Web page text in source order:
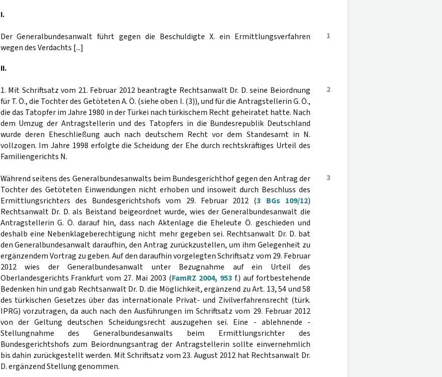
I.
1
Der Generalbundesanwalt führt gegen die Beschuldigte X. ein Ermittlungsverfahren
wegen des Verdachts [...]
II.
2
1. Mit Schriftsatz vom 21. Februar 2012 beantragte Rechtsanwalt Dr. D. seine Beiordnung
für T. Ö., die Tochter des Getöteten A. Ö. (siehe oben I. (3)), und für die Antragstellerin G. Ö.,
die das Tatopfer im Jahre 1980 in der Türkei nach türkischem Recht geheiratet hatte. Nach
dem Umzug der Antragstellerin und des Tatopfers in die Bundesrepublik Deutschland
wurde deren Eheschließung auch nach deutschem Recht vor dem Standesamt in N.
vollzogen. Im Jahre 1998 erfolgte die Scheidung der Ehe durch rechtskräftiges Urteil des
Familiengerichts N.
3
Während seitens des Generalbundesanwalts beim Bundesgerichthof gegen den Antrag der
Tochter des Getöteten Einwendungen nicht erhoben und insoweit durch Beschluss des
Ermittlungsrichters des Bundesgerichtshofs vom 29. Februar 2012 (3 BGs 109/12)
Rechtsanwalt Dr. D. als Beistand beigeordnet wurde, wies der Generalbundesanwalt die
Antragstellerin G. Ö. darauf hin, dass nach Aktenlage die Eheleute Ö. geschieden und
deshalb eine Nebenklageberechtigung nicht mehr gegeben sei. Rechtsanwalt Dr. D. bat
den Generalbundesanwalt daraufhin, den Antrag zurückzustellen, um ihm Gelegenheit zu
ergänzendem Vortrag zu geben. Auf den daraufhin vorgelegten Schriftsatz vom 29. Februar
2012 wies der Generalbundesanwalt unter Bezugnahme auf ein Urteil des
Oberlandesgerichts Frankfurt vom 27. Mai 2003 (FamRZ 2004, 953 f.) auf fortbestehende
Bedenken hin und gab Rechtsanwalt Dr. D. die Möglichkeit, ergänzend zu Art. 13, 54 und 58
des türkischen Gesetzes über das internationale Privat- und Zivilverfahrensrecht (türk.
IPRG) vorzutragen, da auch nach den Ausführungen im Schriftsatz vom 29. Februar 2012
von der Geltung deutschen Scheidungsrecht auszugehen sei. Eine - ablehnende -
Stellungnahme des Generalbundesanwalts beim Ermittlungsrichter des
Bundesgerichtshofs zum Beiordnungsantrag der Antragstellerin sollte einvernehmlich
bis dahin zurückgestellt werden. Mit Schriftsatz vom 23. August 2012 hat Rechtsanwalt Dr.
D. ergänzend Stellung genommen.